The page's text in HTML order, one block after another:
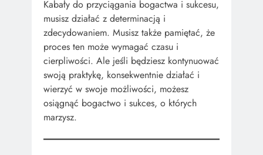
Kabały do przyciągania bogactwa i sukcesu,
musisz działać z determinacją i
zdecydowaniem. Musisz także pamiętać, że
proces ten może wymagać czasu i
cierpliwości. Ale jeśli będziesz kontynuować
swoją praktykę, konsekwentnie działać i
wierzyć w swoje możliwości, możesz
osiągnąć bogactwo i sukces, o których
marzysz.